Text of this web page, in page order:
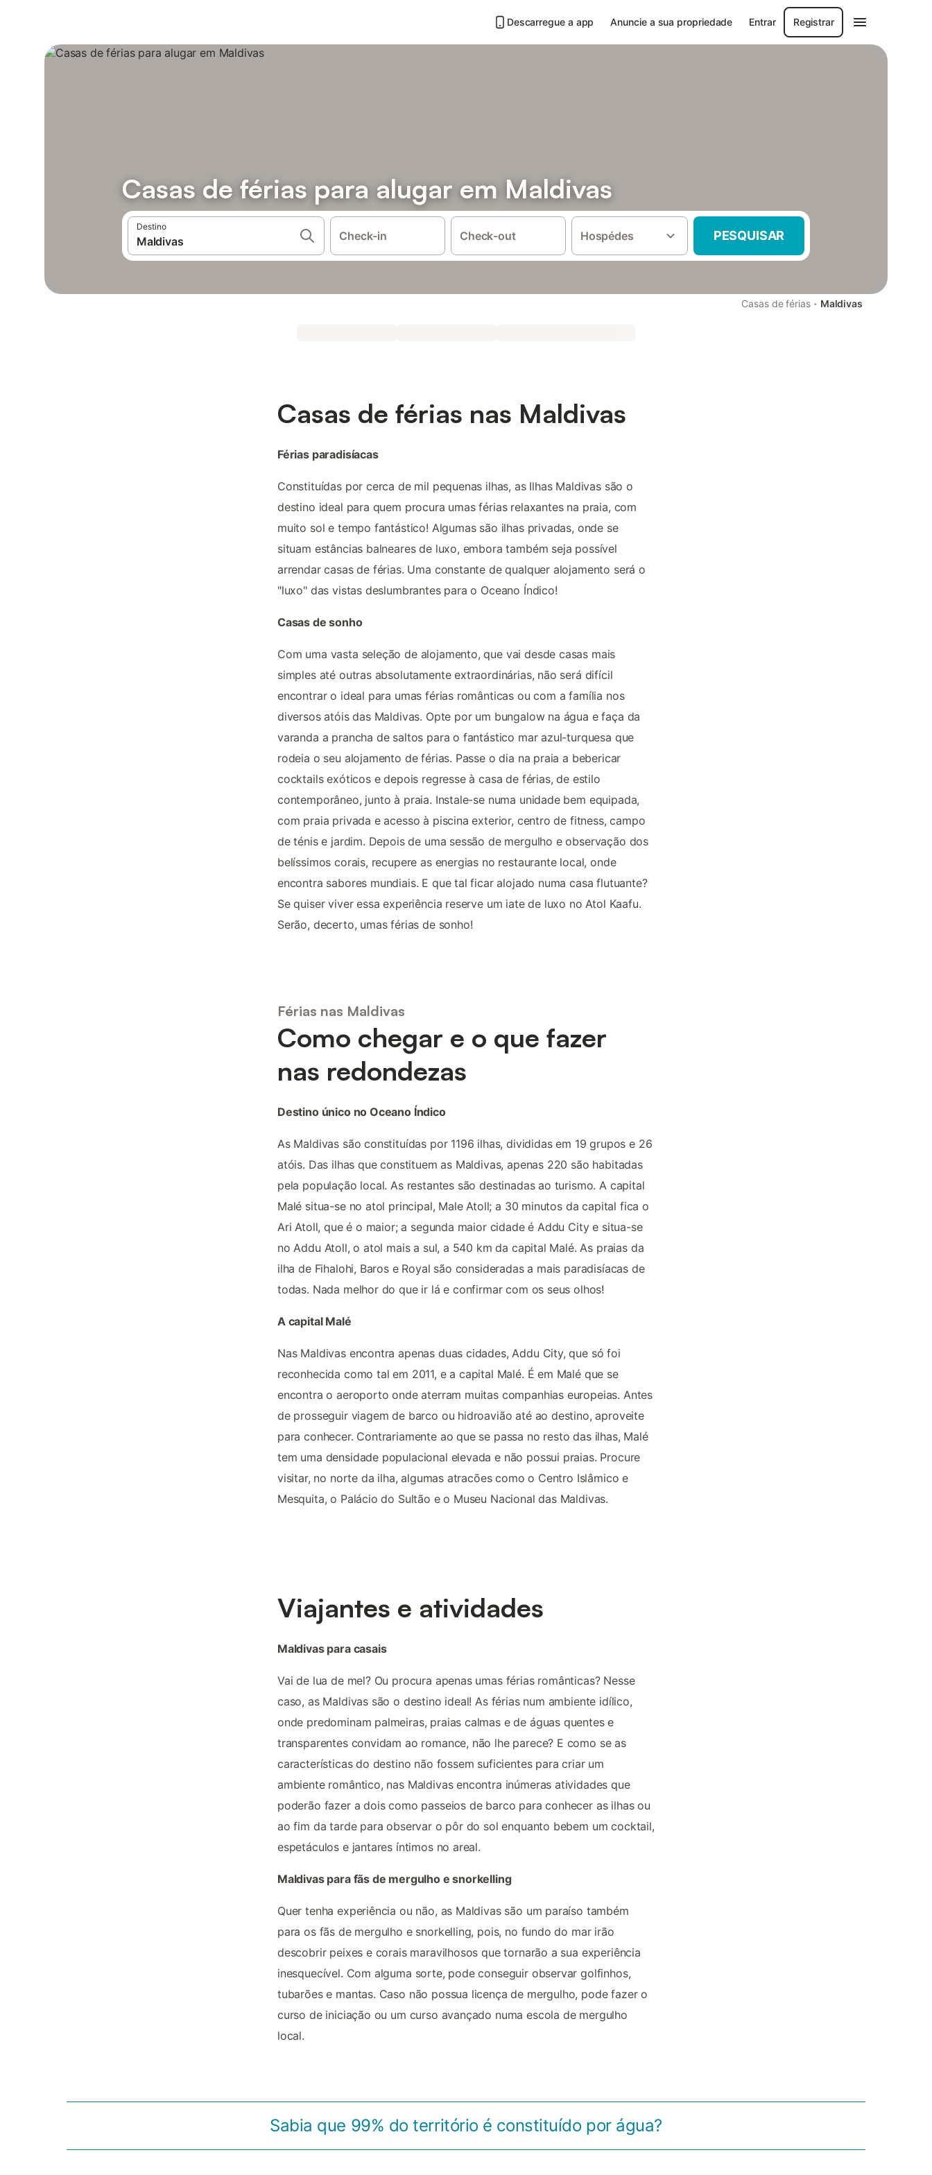
Descarregue a app Anuncie a sua propriedade Entrar Registrar
Casas de férias para alugar em Maldivas
Destino
Check-in Check-out Hospédes PESQUISAR
Casas de férias · Maldivas
Casas de férias nas Maldivas
Férias paradisíacas
Constituídas por cerca de mil pequenas ilhas, as Ilhas Maldivas são o
destino ideal para quem procura umas férias relaxantes na praia, com
muito sol e tempo fantástico! Algumas são ilhas privadas, onde se
situam estâncias balneares de luxo, embora também seja possível
arrendar casas de férias. Uma constante de qualquer alojamento será o
"luxo" das vistas deslumbrantes para o Oceano Índico!
Casas de sonho
Com uma vasta seleção de alojamento, que vai desde casas mais
simples até outras absolutamente extraordinárias, não será difícil
encontrar o ideal para umas férias românticas ou com a família nos
diversos atóis das Maldivas. Opte por um bungalow na água e faça da
varanda a prancha de saltos para o fantástico mar azul-turquesa que
rodeia o seu alojamento de férias. Passe o dia na praia a bebericar
cocktails exóticos e depois regresse à casa de férias, de estilo
contemporâneo, junto à praia. Instale-se numa unidade bem equipada,
com praia privada e acesso à piscina exterior, centro de fitness, campo
de ténis e jardim. Depois de uma sessão de mergulho e observação dos
belíssimos corais, recupere as energias no restaurante local, onde
encontra sabores mundiais. E que tal ficar alojado numa casa flutuante?
Se quiser viver essa experiência reserve um iate de luxo no Atol Kaafu.
Serão, decerto, umas férias de sonho!
Férias nas Maldivas
Como chegar e o que fazer
nas redondezas
Destino único no Oceano Índico
As Maldivas são constituídas por 1196 ilhas, divididas em 19 grupos e 26
atóis. Das ilhas que constituem as Maldivas, apenas 220 são habitadas
pela população local. As restantes são destinadas ao turismo. A capital
Malé situa-se no atol principal, Male Atoll; a 30 minutos da capital fica o
Ari Atoll, que é o maior; a segunda maior cidade é Addu City e situa-se
no Addu Atoll, o atol mais a sul, a 540 km da capital Malé. As praias da
ilha de Fihalohi, Baros e Royal são consideradas a mais paradisíacas de
todas. Nada melhor do que ir lá e confirmar com os seus olhos!
A capital Malé
Nas Maldivas encontra apenas duas cidades, Addu City, que só foi
reconhecida como tal em 2011, e a capital Malé. É em Malé que se
encontra o aeroporto onde aterram muitas companhias europeias. Antes
de prosseguir viagem de barco ou hidroavião até ao destino, aproveite
para conhecer. Contrariamente ao que se passa no resto das ilhas, Malé
tem uma densidade populacional elevada e não possui praias. Procure
visitar, no norte da ilha, algumas atracões como o Centro Islâmico e
Mesquita, o Palácio do Sultão e o Museu Nacional das Maldivas.
Viajantes e atividades
Maldivas para casais
Vai de lua de mel? Ou procura apenas umas férias românticas? Nesse
caso, as Maldivas são o destino ideal! As férias num ambiente idílico,
onde predominam palmeiras, praias calmas e de águas quentes e
transparentes convidam ao romance, não lhe parece? E como se as
características do destino não fossem suficientes para criar um
ambiente romântico, nas Maldivas encontra inúmeras atividades que
poderão fazer a dois como passeios de barco para conhecer as ilhas ou
ao fim da tarde para observar o pôr do sol enquanto bebem um cocktail,
espetáculos e jantares íntimos no areal.
Maldivas para fãs de mergulho e snorkelling
Quer tenha experiência ou não, as Maldivas são um paraíso também
para os fãs de mergulho e snorkelling, pois, no fundo do mar irão
descobrir peixes e corais maravilhosos que tornarão a sua experiência
inesquecível. Com alguma sorte, pode conseguir observar golfinhos,
tubarões e mantas. Caso não possua licença de mergulho, pode fazer o
curso de iniciação ou um curso avançado numa escola de mergulho
local.
Sabia que 99% do território é constituído por água?